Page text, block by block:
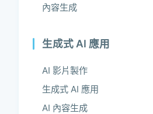
內容生成
生成式 AI 應用
AI 影片製作
生成式 AI 應用
AI 內容生成